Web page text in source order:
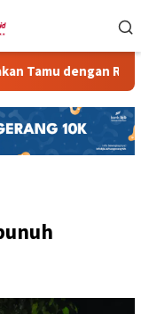
dengan Robot Waiter